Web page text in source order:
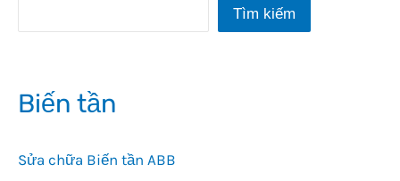
Tìm kiếm
Biến tần
Sửa chữa Biến tần ABB